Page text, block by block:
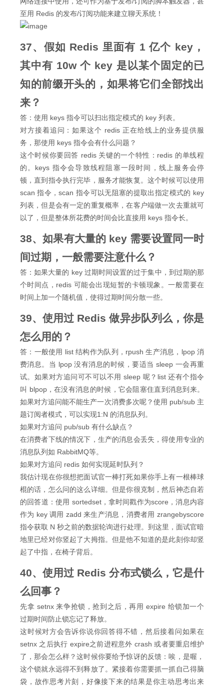
至用 Redis 的发布/订阅功能来建立聊天系统！
37、假如 Redis 里面有 1 亿个 key，
其中有 10w 个 key 是以某个固定的已
知的前缀开头的，如果将它们全部找出
来？
答：使用 keys 指令可以扫出指定模式的 key 列表。
对方接着追问：如果这个 redis 正在给线上的业务提供服
务，那使用 keys 指令会有什么问题？
这个时候你要回答 redis 关键的一个特性：redis 的单线程
的。keys 指令会导致线程阻塞一段时间，线上服务会停
顿，直到指令执行完毕，服务才能恢复。这个时候可以使用
scan 指令，scan 指令可以无阻塞的提取出指定模式的 key
列表，但是会有一定的重复概率，在客户端做一次去重就可
以了，但是整体所花费的时间会比直接用 keys 指令长。
38、如果有大量的 key 需要设置同一时
间过期，一般需要注意什么？
答：如果大量的 key 过期时间设置的过于集中，到过期的那
个时间点，redis 可能会出现短暂的卡顿现象。一般需要在
时间上加一个随机值，使得过期时间分散一些。
39、使用过 Redis 做异步队列么，你是
怎么用的？
答：一般使用 list 结构作为队列，rpush 生产消息，lpop 消
费消息。当 lpop 没有消息的时候，要适当 sleep 一会再重
试。如果对方追问可不可以不用 sleep 呢？list 还有个指令
叫 blpop，在没有消息的时候，它会阻塞住直到消息到来。
如果对方追问能不能生产一次消费多次呢？使用 pub/sub 主
题订阅者模式，可以实现1:N 的消息队列。
如果对方追问 pub/sub 有什么缺点？
在消费者下线的情况下，生产的消息会丢失，得使用专业的
消息队列如 RabbitMQ等。
如果对方追问 redis 如何实现延时队列？
我估计现在你很想把面试官一棒打死如果你手上有一根棒球
棍的话，怎么问的这么详细。但是你很克制，然后神态自若
的回答道：使用 sortedset，拿时间戳作为score，消息内容
作为 key 调用 zadd 来生产消息，消费者用 zrangebyscore
指令获取 N 秒之前的数据轮询进行处理。到这里，面试官暗
地里已经对你竖起了大拇指。但是他不知道的是此刻你却竖
起了中指，在椅子背后。
40、使用过 Redis 分布式锁么，它是什
么回事？
先拿 setnx 来争抢锁，抢到之后，再用 expire 给锁加一个
过期时间防止锁忘记了释放。
这时候对方会告诉你说你回答得不错，然后接着问如果在
setnx 之后执行 expire之前进程意外 crash 或者要重启维护
了，那会怎么样？这时候你要给予惊讶的反馈：唉，是喔，
这个锁就永远得不到释放了。紧接着你需要抓一抓自己得脑
袋，故作思考片刻，好像接下来的结果是你主动思考出来